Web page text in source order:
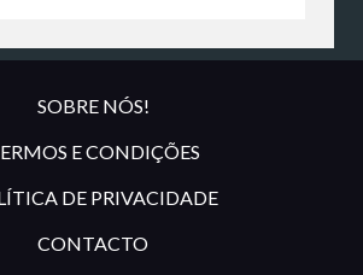
SOBRE NÓS!
E CONDIÇÕES
DE PRIVACIDADE
CONTACTO